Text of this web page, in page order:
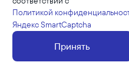
Мероприятие
специалистов со
руководителей
региональных
Политикой
Яндекс SmartCaptcha
Принять